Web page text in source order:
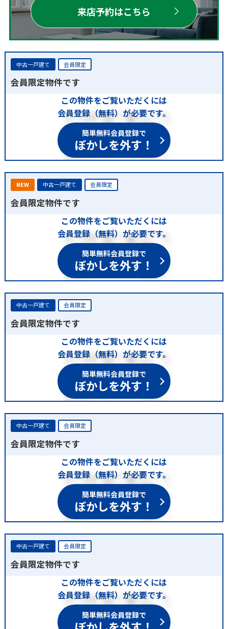
来店予約はこちら
中古一戸建て 会員限定
会員限定物件です
この物件をご覧いただくには
会員登録（無料）が必要です。
簡単無料会員登録で
ぼかしを外す！
NEW 中古一戸建て 会員限定
会員限定物件です
この物件をご覧いただくには
会員登録（無料）が必要です。
簡単無料会員登録で
ぼかしを外す！
中古一戸建て 会員限定
会員限定物件です
この物件をご覧いただくには
会員登録（無料）が必要です。
簡単無料会員登録で
ぼかしを外す！
中古一戸建て 会員限定
会員限定物件です
この物件をご覧いただくには
会員登録（無料）が必要です。
簡単無料会員登録で
ぼかしを外す！
中古一戸建て 会員限定
会員限定物件です
この物件をご覧いただくには
会員登録（無料）が必要です。
簡単無料会員登録で